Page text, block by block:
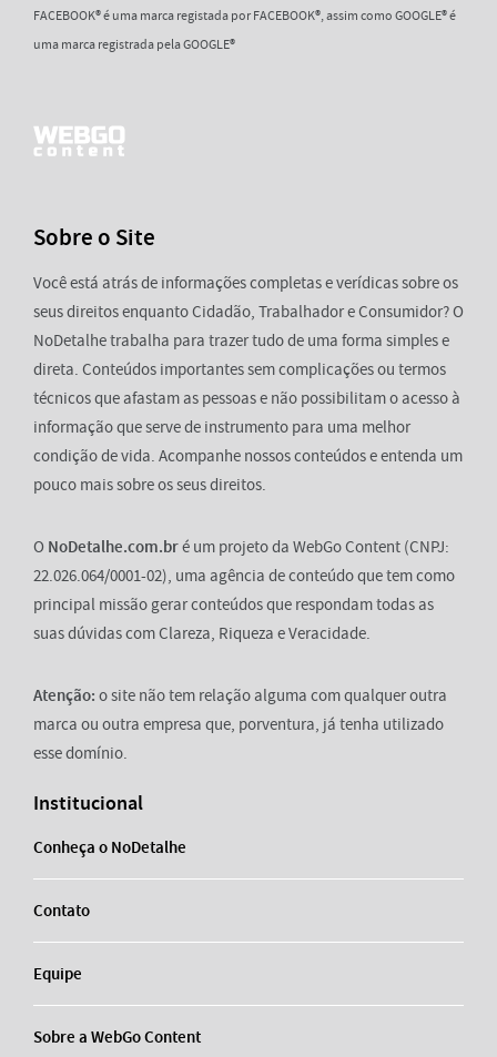
FACEBOOK® é uma marca registada por FACEBOOK®, assim como GOOGLE® é
uma marca registrada pela GOOGLE®
Sobre o Site
Você está atrás de informações completas e verídicas sobre os
seus direitos enquanto Cidadão, Trabalhador e Consumidor? O
NoDetalhe trabalha para trazer tudo de uma forma simples e
direta. Conteúdos importantes sem complicações ou termos
técnicos que afastam as pessoas e não possibilitam o acesso à
informação que serve de instrumento para uma melhor
condição de vida. Acompanhe nossos conteúdos e entenda um
pouco mais sobre os seus direitos.
O NoDetalhe.com.bré um projeto da WebGo Content (CNPJ:
22.026.064/0001-02), uma agência de conteúdo que tem como
principal missão gerar conteúdos que respondam todas as
suas dúvidas com Clareza, Riqueza e Veracidade.
Atenção: o site não tem relação alguma com qualquer outra
marca ou outra empresa que, porventura, já tenha utilizado
esse domínio.
Institucional
Conheça o NoDetalhe
Contato
Equipe
Sobre a WebGo Content